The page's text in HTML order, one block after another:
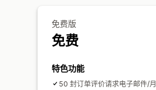
免费版
免费
特色功能
50 封订单评价请求电子邮件/月